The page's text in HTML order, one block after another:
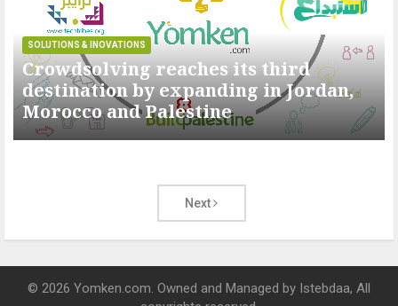
SOLUTIONS & INOVATIONS
Crowdsolving reaches its third
destination by expanding in Jordan,
Morocco and Palestine
Next
© 2026 Yomken.com. Owned and Managed by Istebdaa, All